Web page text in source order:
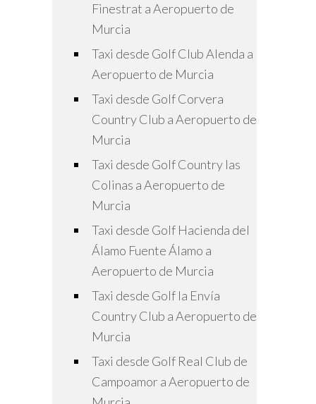
Finestrat a Aeropuerto de
Murcia
Taxi desde Golf Club Alenda a
Aeropuerto de Murcia
Taxi desde Golf Corvera
Country Club a Aeropuerto de
Murcia
Taxi desde Golf Country las
Colinas a Aeropuerto de
Murcia
Taxi desde Golf Hacienda del
Álamo Fuente Álamo a
Aeropuerto de Murcia
Taxi desde Golf la Envía
Country Club a Aeropuerto de
Murcia
Taxi desde Golf Real Club de
Campoamor a Aeropuerto de